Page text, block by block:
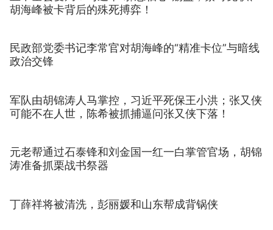
胡海峰被卡背后的殊死搏弈！
民政部党委书记李常官对胡海峰的“精准卡位”与暗线
政治交锋
军队由胡锦涛人马掌控，习近平死保王小洪；张又侠
可能不在人世，陈希被抓捕逼问张又侠下落！
元老帮通过石泰锋和刘金国一红一白掌管官场，胡锦
涛准备抓栗战书祭器
丁薛祥将被清洗，彭丽媛和山东帮成背锅侠